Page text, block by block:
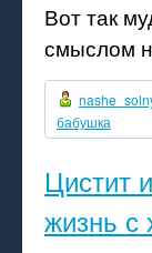
Вот так
смыслом
бабушка
Цистит
жизнь с